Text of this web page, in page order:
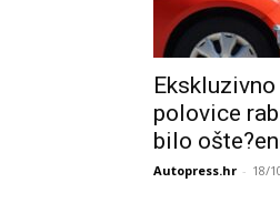
polovice
bilo
Autopress.hr - 18/